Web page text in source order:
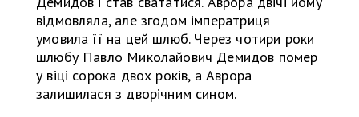
відмовляла, але згодом імператриця
умовила її на цей шлюб. Через чотири роки
шлюбу Павло Миколайович Демидов помер
у віці сорока двох років, а Аврора
залишилася з дворічним сином.